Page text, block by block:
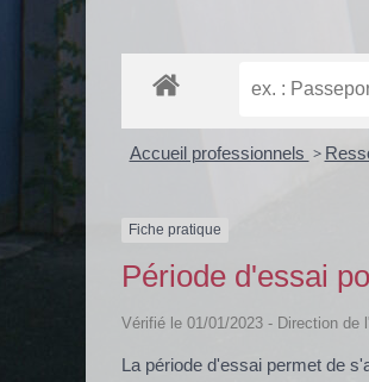
Accueil professionnels >
Fiche pratique
Période d'essai
Vérifié le 01/01/2023 - Direction de
La période d'essai permet de